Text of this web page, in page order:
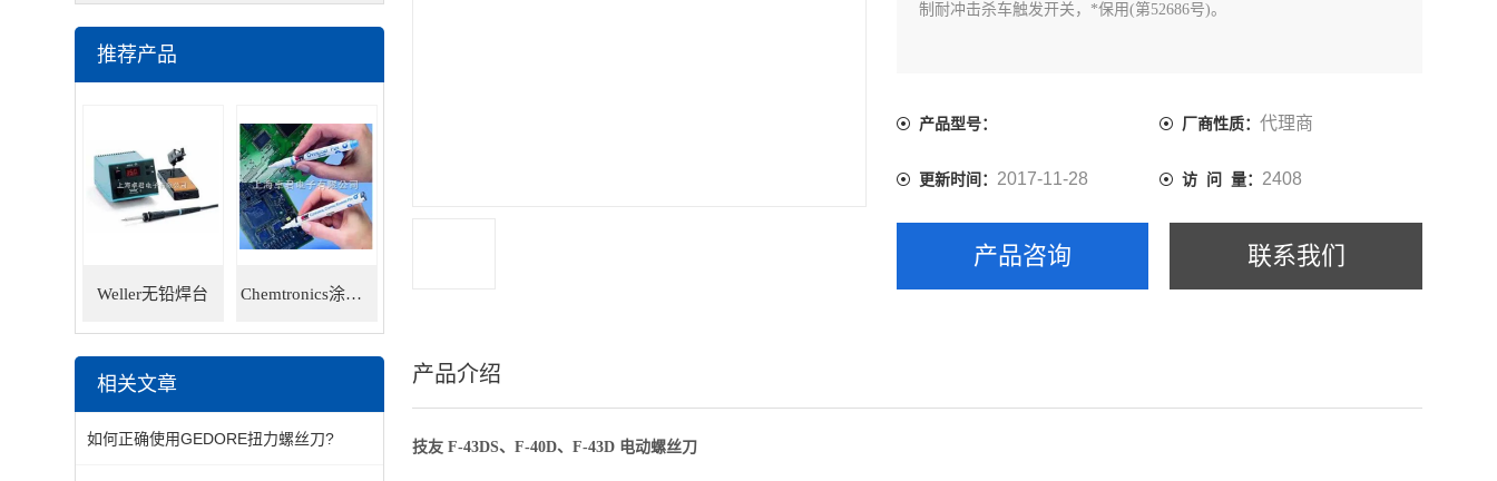
推荐产品
Weller无铅焊台 Chemtronics涂层笔
相关文章
如何正确使用GEDORE扭力螺丝刀?
制耐冲击杀车触发开关，*保用(第52686号)。
产品型号： 厂商性质： 代理商
更新时间： 2017-11-28 访 问 量： 2408
产品咨询 联系我们
产品介绍
技友 F-43DS、F-40D、F-43D 电动螺丝刀